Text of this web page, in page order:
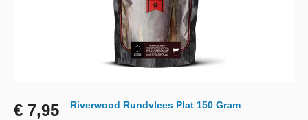
€ 7,95 Riverwood Rundvlees Plat 150 Gram